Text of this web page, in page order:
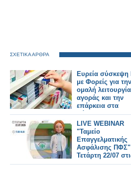
ΣΧΕΤΙΚΑ ΑΡΘΡΑ
Ευρεία
με Φορείς για την
ομαλή
αγοράς και την
επάρκεια στα
φάρμακα!
LIVE WEBINAR
"Ταμείο
Επαγγελματικής
Ασφάλισης
Τετάρτη 22/07
17:00